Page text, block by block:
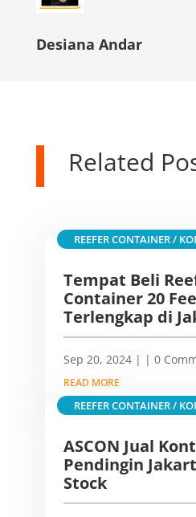
Desiana Andar
Related
Tempat Beli
Container 20
Terlengkap di
Sep 20, 2024|
REEFER CONTAINER /
| 0
READ MORE
ASCON Jual
Pendingin
Stock
REEFER CONTAINER /